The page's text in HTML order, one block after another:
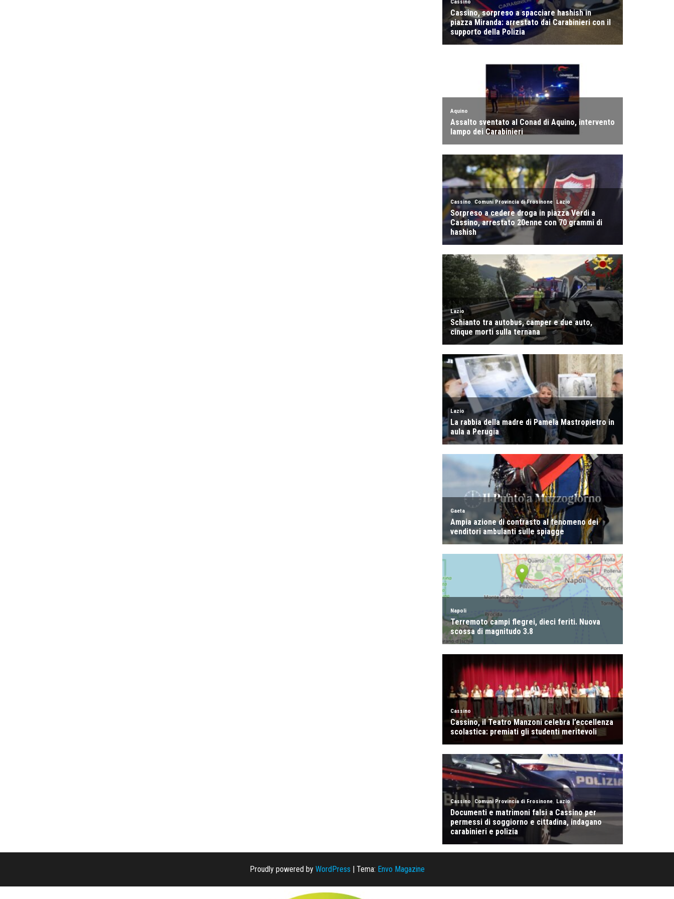
Proudly powered by WordPress | Tema: Envo Magazine